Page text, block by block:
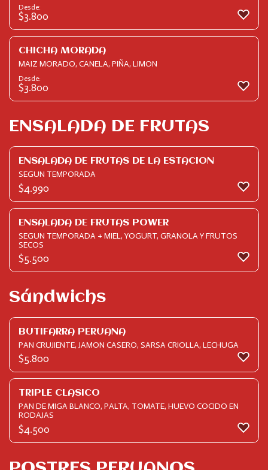
Desde:
$3.800
CHICHA MORADA
MAIZ MORADO, CANELA, PIÑA, LIMON
Desde:
$3.800
ENSALADA DE FRUTAS
ENSALADA DE FRUTAS DE LA ESTACION
SEGUN TEMPORADA
$4.990
ENSALADA DE FRUTAS POWER
SEGUN TEMPORADA + MIEL, YOGURT, GRANOLA Y FRUTOS
SECOS
$5.500
Sándwichs
BUTIFARRA PERUANA
PAN CRUJIENTE, JAMON CASERO, SARSA CRIOLLA, LECHUGA
$5.800
TRIPLE CLASICO
PAN DE MIGA BLANCO, PALTA, TOMATE, HUEVO COCIDO EN
RODAJAS
$4.500